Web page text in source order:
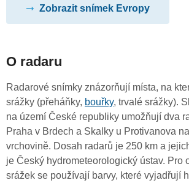
Zobrazit snímek Evropy
O radaru
Radarové snímky znázorňují místa, na
srážky (přeháňky, bouřky, trvalé srážky).
na území České republiky umožňují dva
Praha v Brdech a Skalky u Protivanova
vrchovině. Dosah radarů je 250 km a
je Český hydrometeorologický ústav. Pro
srážek se používají barvy, které vyjadřují